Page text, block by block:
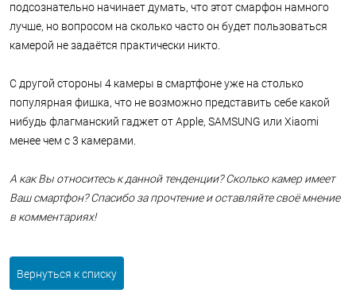
подсознательно начинает думать, что этот смарфон намного
лучше, но вопросом на сколько часто он будет пользоваться
камерой не задаётся практически никто.
С другой стороны 4 камеры в смартфоне уже на столько
популярная фишка, что не возможно представить себе какой
нибудь флагманский гаджет от Apple, SAMSUNG или Xiaomi
менее чем с 3 камерами.
А как Вы относитесь к данной тенденции? Сколько камер имеет
Ваш смартфон? Спасибо за прочтение и оставляйте своё мнение
в комментариях!
Вернуться к списку